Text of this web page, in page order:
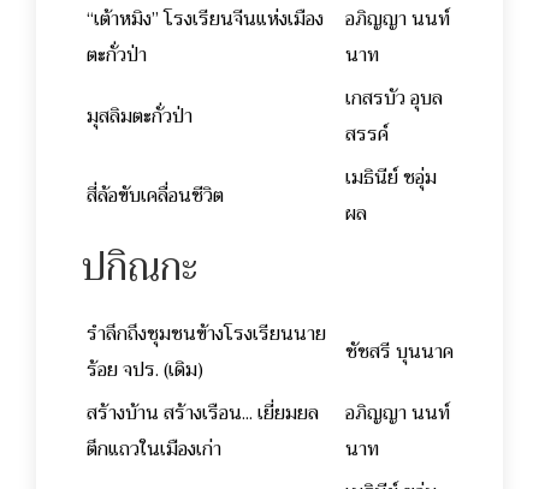
“เต้าหมิง” โรงเรียนจีนแห่งเมือง
ตะกั่วป่า
อภิญญา นนท์
นาท
มุสลิมตะกั่วป่า
เกสรบัว อุบล
สรรค์
สี่ล้อขับเคลื่อนชีวิต
เมธินีย์ ชอุ่ม
ผล
ปกิณกะ
รำลึกถึงชุมชนข้างโรงเรียนนาย
ร้อย จปร. (เดิม)
ชัชสรี บุนนาค
สร้างบ้าน สร้างเรือน... เยี่ยมยล
ตึกแถวในเมืองเก่า
อภิญญา นนท์
นาท